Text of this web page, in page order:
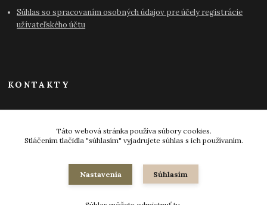
Súhlas so spracovaním osobných údajov pre účely registrácie
užívateľského účtu
KONTAKTY
Táto webová stránka používa súbory cookies.
Stláčením tlačidla "súhlasím" vyjadrujete súhlas s ich používaním.
Nastavenia Súhlasím